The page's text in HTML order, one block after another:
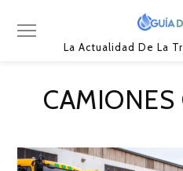
La Actualidad De La
CAMIONES